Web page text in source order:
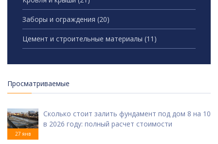
Заборы и ограждения (20)
Цемент и строительные материалы (11)
Просматриваемые
27 янв
Сколько стоит залить фундамент под дом 8 на 10
в 2026 году: полный расчет стоимости